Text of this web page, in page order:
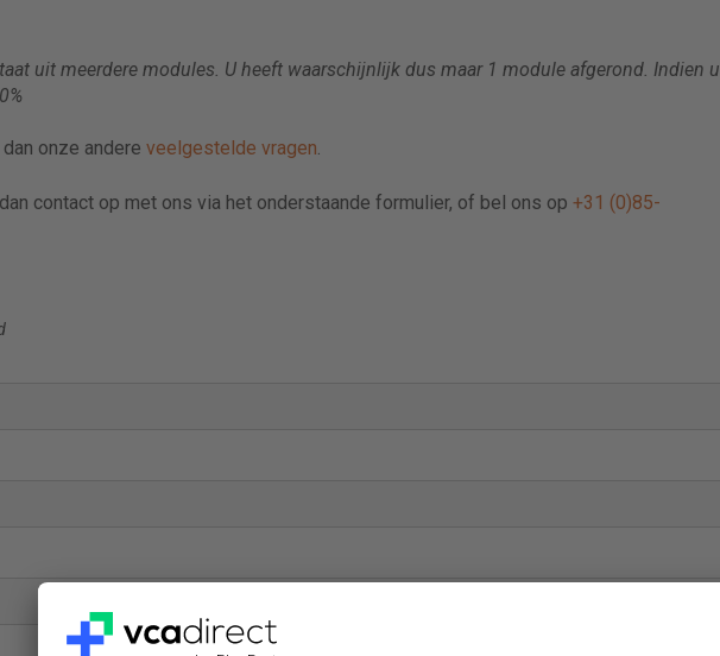
uit meerdere modules. U heeft waarschijnlijk dus maar 1 module afgerond. Indien u
onze andere veelgestelde vragen.
contact op met ons via het onderstaande formulier, of bel ons op +31 (0)85-